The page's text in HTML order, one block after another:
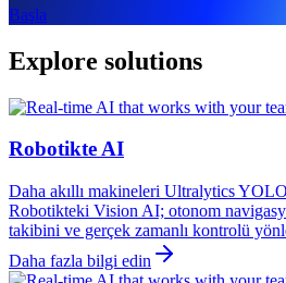
Başla
Explore solutions
Robotikte AI
Daha akıllı makineleri Ultralytics
Robotikteki Vision AI; otonom
takibini ve gerçek zamanlı kontrolü
Daha fazla bilgi edin